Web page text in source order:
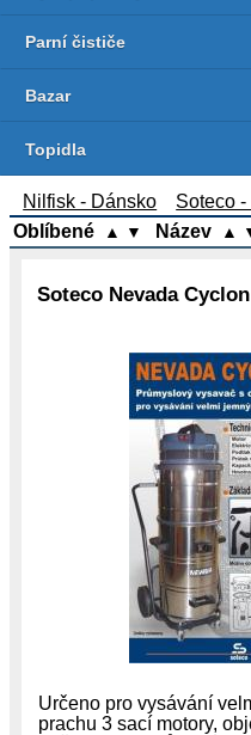
Parní čističe
Bazar
Topidla
Nilfisk - Dánsko Soteco -
Oblíbené
▲ ▼ Název ▲
Soteco Nevada
Určeno pro vysávání
prachu 3 sací motory,